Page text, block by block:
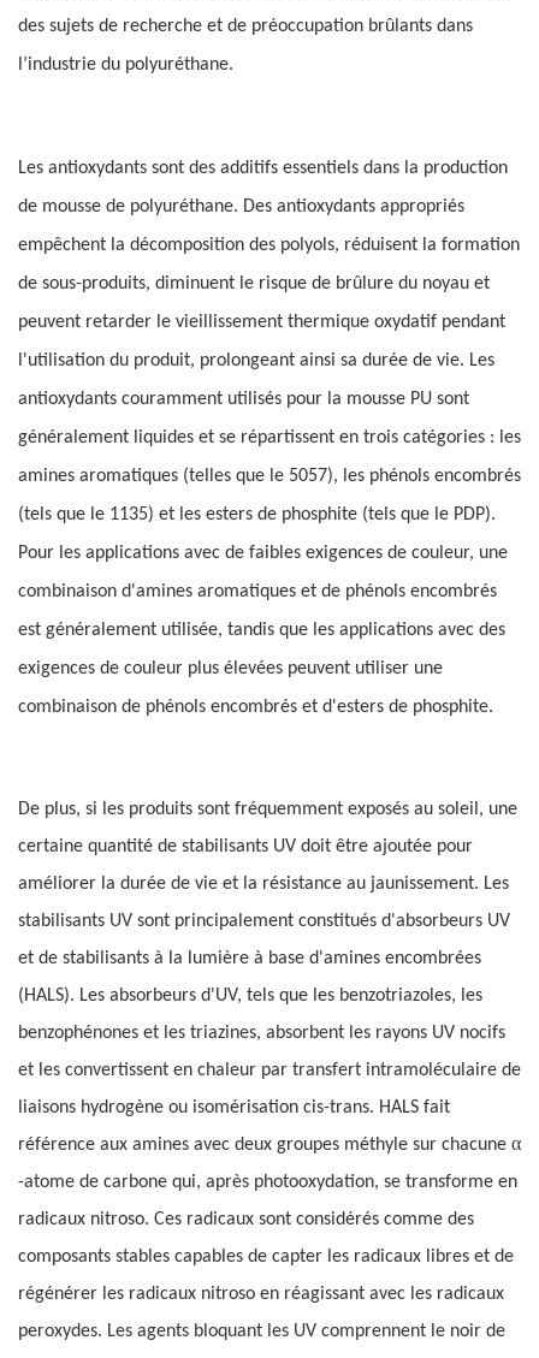
des sujets de recherche et de préoccupation brûlants dans
l’industrie du polyuréthane.
Les antioxydants sont des additifs essentiels dans la production
de mousse de polyuréthane. Des antioxydants appropriés
empêchent la décomposition des polyols, réduisent la formation
de sous-produits, diminuent le risque de brûlure du noyau et
peuvent retarder le vieillissement thermique oxydatif pendant
l'utilisation du produit, prolongeant ainsi sa durée de vie. Les
antioxydants couramment utilisés pour la mousse PU sont
généralement liquides et se répartissent en trois catégories : les
amines aromatiques (telles que le 5057), les phénols encombrés
(tels que le 1135) et les esters de phosphite (tels que le PDP).
Pour les applications avec de faibles exigences de couleur, une
combinaison d'amines aromatiques et de phénols encombrés
est généralement utilisée, tandis que les applications avec des
exigences de couleur plus élevées peuvent utiliser une
combinaison de phénols encombrés et d'esters de phosphite.
De plus, si les produits sont fréquemment exposés au soleil, une
certaine quantité de stabilisants UV doit être ajoutée pour
améliorer la durée de vie et la résistance au jaunissement. Les
stabilisants UV sont principalement constitués d'absorbeurs UV
et de stabilisants à la lumière à base d'amines encombrées
(HALS). Les absorbeurs d'UV, tels que les benzotriazoles, les
benzophénones et les triazines, absorbent les rayons UV nocifs
et les convertissent en chaleur par transfert intramoléculaire de
liaisons hydrogène ou isomérisation cis-trans. HALS fait
référence aux amines avec deux groupes méthyle sur chacune α
-atome de carbone qui, après photooxydation, se transforme en
radicaux nitroso. Ces radicaux sont considérés comme des
composants stables capables de capter les radicaux libres et de
régénérer les radicaux nitroso en réagissant avec les radicaux
peroxydes. Les agents bloquant les UV comprennent le noir de